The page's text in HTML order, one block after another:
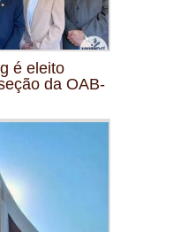
é eleito
da OAB-